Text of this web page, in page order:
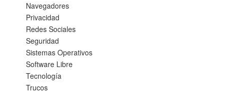
Navegadores
Privacidad
Redes Sociales
Seguridad
Sistemas Operativos
Software Libre
Tecnología
Trucos